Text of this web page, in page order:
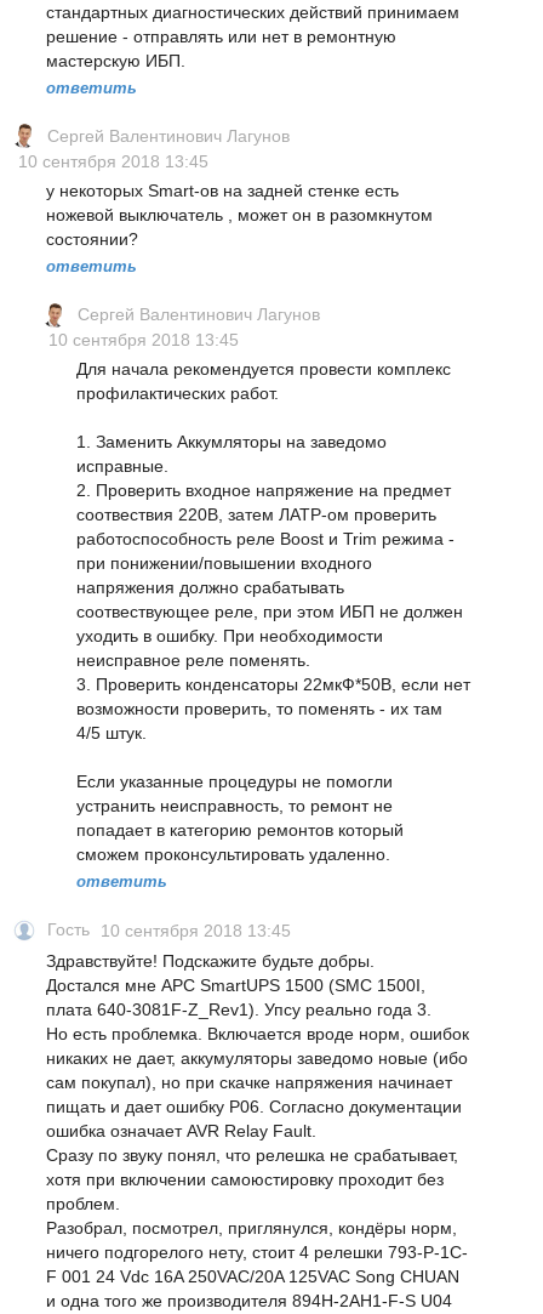
стандартных диагностических действий принимаем
решение - отправлять или нет в ремонтную
мастерскую ИБП.
ответить
Сергей Валентинович Лагунов
10 сентября 2018 13:45
у некоторых Smart-ов на задней стенке есть
ножевой выключатель , может он в разомкнутом
состоянии?
ответить
Сергей Валентинович Лагунов
10 сентября 2018 13:45
Для начала рекомендуется провести комплекс
профилактических работ.
1. Заменить Аккумляторы на заведомо
исправные.
2. Проверить входное напряжение на предмет
соотвествия 220В, затем ЛАТР-ом проверить
работоспособность реле Boost и Trim режима -
при понижении/повышении входного
напряжения должно срабатывать
соотвествующее реле, при этом ИБП не должен
уходить в ошибку. При необходимости
неисправное реле поменять.
3. Проверить конденсаторы 22мкФ*50В, если нет
возможности проверить, то поменять - их там
4/5 штук.
Если указанные процедуры не помогли
устранить неисправность, то ремонт не
попадает в категорию ремонтов который
сможем проконсультировать удаленно.
ответить
Гость
10 сентября 2018 13:45
Здравствуйте! Подскажите будьте добры.
Достался мне APC SmartUPS 1500 (SMC 1500I,
плата 640-3081F-Z_Rev1). Упсу реально года 3.
Но есть проблемка. Включается вроде норм, ошибок
никаких не дает, аккумуляторы заведомо новые (ибо
сам покупал), но при скачке напряжения начинает
пищать и дает ошибку P06. Согласно документации
ошибка означает AVR Relay Fault.
Сразу по звуку понял, что релешка не срабатывает,
хотя при включении самоюстировку проходит без
проблем.
Разобрал, посмотрел, приглянулся, кондёры норм,
ничего подгорелого нету, стоит 4 релешки 793-P-1C-
F 001 24 Vdc 16A 250VAC/20A 125VAC Song CHUAN
и одна того же производителя 894H-2AH1-F-S U04